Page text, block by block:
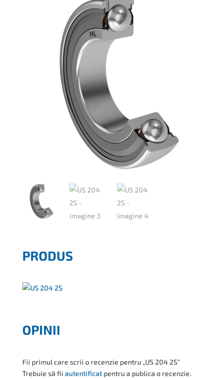
PRODUS
OPINII
Fii primul care scrii o recenzie pentru „US 204 2S”
Trebuie să fii autentificatpentru a publica o recenzie.